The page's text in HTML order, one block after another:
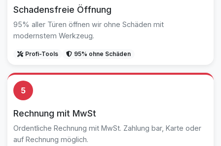
Schadensfreie Öffnung
95% aller Türen öffnen wir ohne Schäden mit
modernstem Werkzeug.
Profi-Tools 95% ohne Schäden
5
Rechnung mit MwSt
Ordentliche Rechnung mit MwSt. Zahlung bar, Karte oder
auf Rechnung möglich.